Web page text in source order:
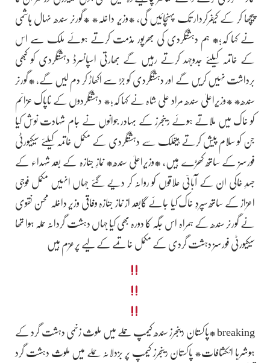
پیچھا کر کے کیفرکردار تک پہنچائیں گی، *وزیر داخلہ* *گورنر سندھ نہال ہاشمی
نے کہا کہ؛* ہم دہشتگردی کی بھرپور مذمت کرتے ہوئے ملک سے اس
کے خاتمہ کیلئے جدوجہد کرتے رہیں گے بھارتی اسپانسرڈ دہشتگردی کو کبھی
برداشت نہیں کریں گے اور دہشتگردی کو جڑ سے اکھاڑ کر دم لیں گے، *گورنر
سندھ* *وزیراعلیٰ سندھ مراد علی شاہ نے کہا کہ؛* دہشتگردوں کے ناپاک عزائم
کو خاک میں ملاتے ہوئے رینجرز کے بہادر جوانوں نے جام شہادت نوش کیا
جن کو سلام پیش کرتے ہیںملک سے دہشتگردی کے مکمل خاتمہ کیلئے سیکیورٹی
فورسز کے ساتھ کھڑے ہیں، *وزیراعلیٰ سندھ* نمازِ جنازہ کے بعد شہداء کے
جسدِ خاکی ان کے آبائی علاقوں کو روانہ کر دیے گئے جہاں انہیں مکمل فوجی
اعزاز کے ساتھ سپردِ خاک کیا جائے گابعد از نماز جنازہ وفاقی وزیر داخلہ محسن نقوی
نے گورنر سندھ کے ہمراہ اس جگہ کا دورہ بھی کیا جہاں دہشت گردانہ حملہ ہوا تھا
سیکیورٹی فورسز دہشت گردی کے مکمل خاتمے کے لیے پرعزم ہیں
breaking *پاکستان رینجرز سندھ کیمپ حملے میں ملوث زخمی دہشت گرد کے
ہوشربا انکشافات* پاکستان رینجرز کیمپ پر بزدلانہ حملے میں ملوث دہشت گرد